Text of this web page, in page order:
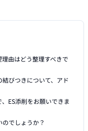
由はどう整理すべきで
びつきについて、アド
ES添削をお願いできま
でしょうか？